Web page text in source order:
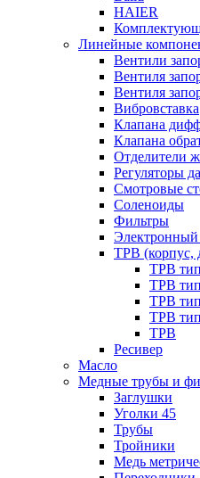
HAIER
Линейные
Вентили
Вентиля
Вентиля
Вибровставка
Клапана
Клапана
Отделители
Регуляторы
Смотровые
Соленоиды
Фильтры
Электронный
ТРВ (корпус,
ТРВ
ТРВ
ТРВ
ТРВ
ТРВ
Ресивер
Масло
Медные трубы и
Заглушки
Уголки 45
Трубы
Тройники
Медь